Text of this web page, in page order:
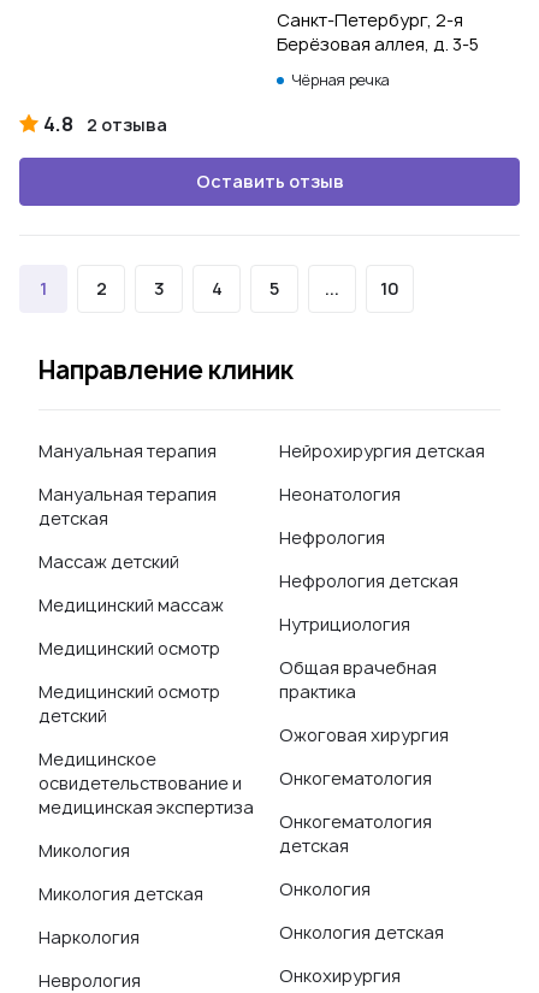
Санкт-Петербург, 2-я
Берёзовая аллея, д. 3-5
Чёрная речка
4.8 2 отзыва
Оставить отзыв
1 2 3 4 5 ... 10
Направление клиник
Мануальная терапия
Мануальная терапия
детская
Массаж детский
Медицинский массаж
Медицинский осмотр
Медицинский осмотр
детский
Медицинское
освидетельствование и
медицинская экспертиза
Микология
Микология детская
Наркология
Неврология
Нейрохирургия детская
Неонатология
Нефрология
Нефрология детская
Нутрициология
Общая врачебная
практика
Ожоговая хирургия
Онкогематология
Онкогематология
детская
Онкология
Онкология детская
Онкохирургия